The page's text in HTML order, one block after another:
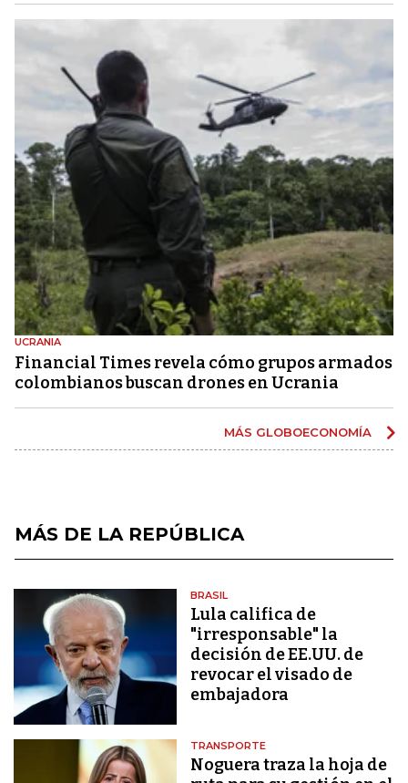
UCRANIA
Financial Times revela cómo grupos armados
colombianos buscan drones en Ucrania
MÁS GLOBOECONOMÍA
MÁS DE LA REPÚBLICA
BRASIL
Lula califica de
"irresponsable" la
decisión de EE.UU. de
revocar el visado de
embajadora
TRANSPORTE
Noguera traza la hoja de